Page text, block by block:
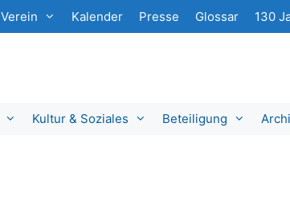
Verein Kalender Presse Glossar 130
Kultur & Soziales Beteiligung